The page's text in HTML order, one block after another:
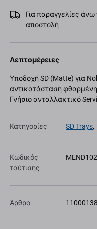
Για παραγγελίες
αποστολή
Λεπτομέρειες
Υποδοχή SD (Matte) για
αντικατάσταση
Γνήσιο ανταλλακτικό
Κατηγορίες SD Trays,
Κωδικός
ταύτισης
Άρθρο